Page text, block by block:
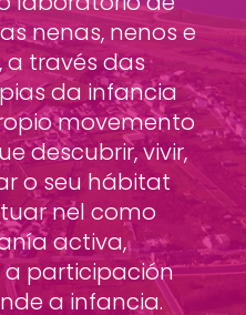
nenas, nenos e
a través das
da infancia
movemento
descubrir, vivir,
o seu hábitat
nel como
activa,
participación
a infancia.